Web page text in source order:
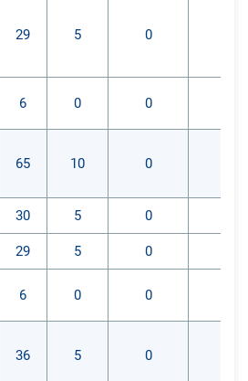
29 5 0
6 0 0
65 10 0
30 5 0
29 5 0
6 0 0
36 5 0